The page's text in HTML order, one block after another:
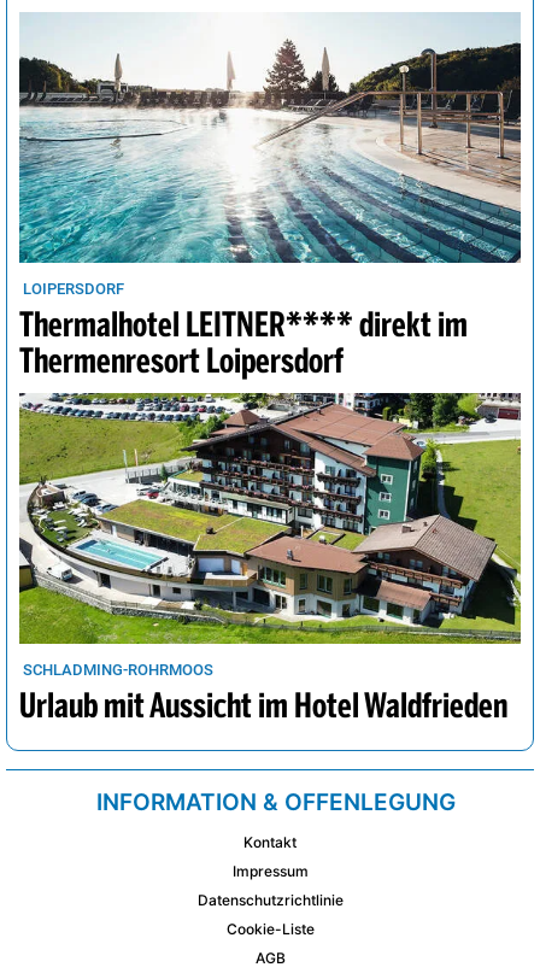
LOIPERSDORF
Thermalhotel LEITNER**** direkt im
Thermenresort Loipersdorf
SCHLADMING-ROHRMOOS
Urlaub mit Aussicht im Hotel Waldfrieden
INFORMATION & OFFENLEGUNG
Kontakt
Impressum
Datenschutzrichtlinie
Cookie-Liste
AGB